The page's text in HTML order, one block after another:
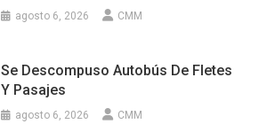
agosto 6, 2026 CMM
Se Descompuso Autobús De Fletes
Y Pasajes
agosto 6, 2026 CMM